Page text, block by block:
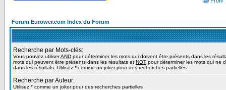
Forum Eurower.com Index du Forum
Recherche par Mots-clés:
Vous pouvez utiliserAND pour déterminer les mots qui doivent être présents dans les
mots qui peuvent être présents dans les résultats et NOT pour déterminer les mots qui ne
dans les résultats. Utilisez * comme un joker pour des recherches partielles
Recherche par Auteur:
Utilisez * comme un joker pour des recherches partielles